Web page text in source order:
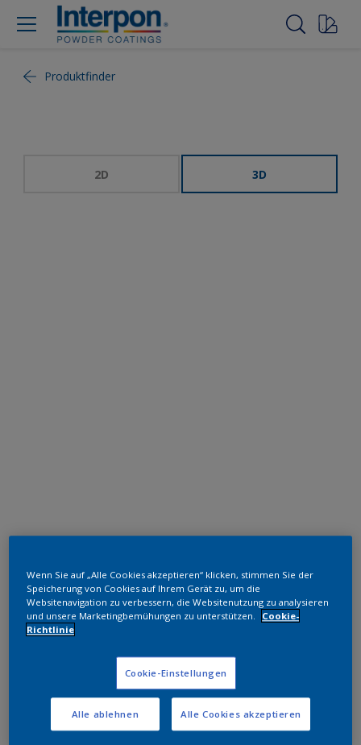
Produktfinder
2D 3D
RAL 9010
RA610L
Wenn Sie auf „Alle Cookies akzeptieren“ klicken, stimmen Sie der
Speicherung von Cookies auf Ihrem Gerät zu, um die
Websitenavigation zu verbessern, die Websitenutzung zu analysieren
und unsere Marketingbemühungen zu unterstützen.
Cookie-
Richtlinie
Cookie-Einstellungen
Alle ablehnen Alle Cookies akzeptieren